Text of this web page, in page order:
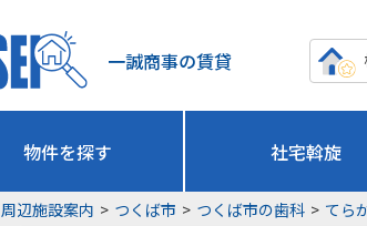
一誠商事の賃貸
物件を探す 社宅斡旋
周辺施設案内 > つくば市 > つくば市の歯科 > てら